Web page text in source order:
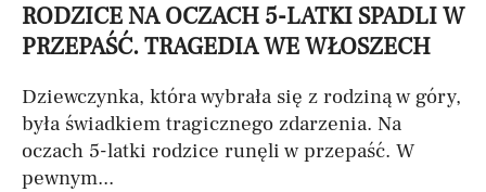
RODZICE NA OCZACH 5-LATKI SPADLI W
PRZEPAŚĆ. TRAGEDIA WE WŁOSZECH
Dziewczynka, która wybrała się z rodziną w góry,
była świadkiem tragicznego zdarzenia. Na
oczach 5-latki rodzice runęli w przepaść. W
pewnym...